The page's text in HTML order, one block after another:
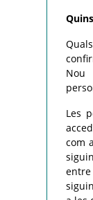
Les
com